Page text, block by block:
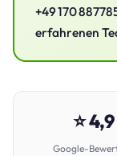
+49 170
erfahrenen
⭐ 4,9
Google-